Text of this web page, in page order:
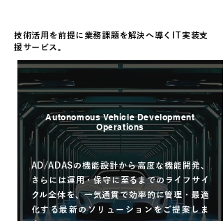
技術活用を前提に業務課題を解決へ導くIT実装支
援サービス。
AVOps
Autonomous Vehicle Development
Operations
AD/ADASの機能設計から高度な機能開発、
さらには運用・保守に至るまでのライフサイ
クル全体を、一気通貫で効率的に管理・最適
化する最新のソリューションをご提案しま